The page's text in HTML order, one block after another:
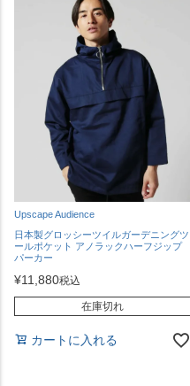
Upscape Audience
日本製グロッシーツイルガーデニングツ
ールポケット アノラックハーフジップ
パーカー
¥11,880税込
在庫切れ
カートに入れる